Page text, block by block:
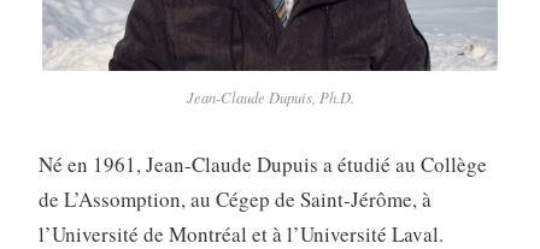
Jean-Claude Dupuis, Ph.D.
Né en 1961, Jean-Claude Dupuis a étudié au Collège
de L’Assomption, au Cégep de Saint-Jérôme, à
l’Université de Montréal et à l’Université Laval.